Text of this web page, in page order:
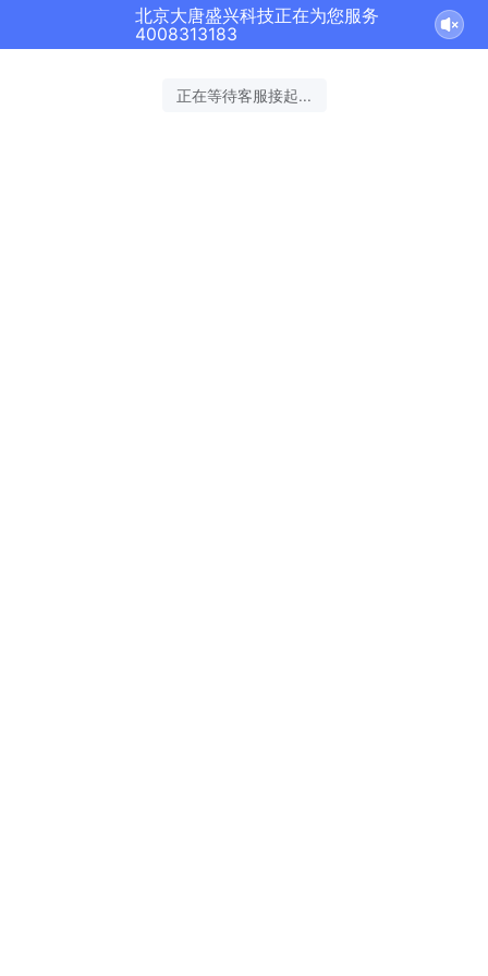
北京大唐盛兴科技正在为您服务
4008313183
正在等待客服接起...